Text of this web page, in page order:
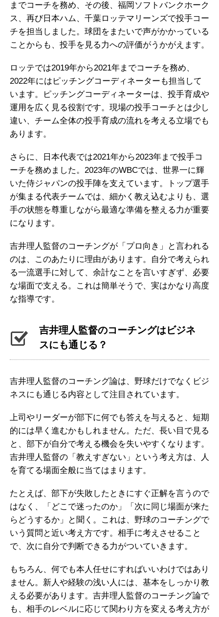
までコーチを務め、その後、福岡ソフトバンクホーク
ス、再び日本ハム、千葉ロッテマリーンズで投手コー
チを担当しました。球団をまたいで声がかかっている
ことからも、投手を見る力への評価がうかがえます。
ロッテでは2019年から2021年までコーチを務め、
2022年にはピッチングコーディネーターも担当して
います。ピッチングコーディネーターは、投手育成や
運用を広く見る役割です。現場の投手コーチとは少し
違い、チーム全体の投手育成の流れを考える立場でも
あります。
さらに、日本代表では2021年から2023年まで投手コ
ーチを務めました。2023年のWBCでは、世界一に輝
いた侍ジャパンの投手陣を支えています。トップ選手
が集まる代表チームでは、細かく教え込むよりも、選
手の状態を尊重しながら最適な準備を整える力が重要
になります。
吉井理人監督のコーチングが「プロ向き」と言われる
のは、このあたりに理由があります。自分で考えられ
る一流選手に対して、余計なことを言いすぎず、必要
な場面で支える。これは簡単そうで、実はかなり高度
な指導です。
吉井理人監督のコーチングはビジネ
スにも通じる？
吉井理人監督のコーチング論は、野球だけでなくビジ
ネスにも通じる内容として注目されています。
上司やリーダーが部下に何でも答えを与えると、短期
的には早く進むかもしれません。ただ、長い目で見る
と、部下が自分で考える機会を失いやすくなります。
吉井理人監督の「教えすぎない」という考え方は、人
を育てる場面全般に当てはまります。
たとえば、部下が失敗したときにすぐ正解を言うので
はなく、「どこで迷ったのか」「次に同じ場面が来た
らどうするか」と聞く。これは、野球のコーチングで
いう質問と近い考え方です。相手に考えさせること
で、次に自分で判断できる力がついていきます。
もちろん、何でも本人任せにすればいいわけではあり
ません。新人や経験の浅い人には、基本をしっかり教
える必要があります。吉井理人監督のコーチング論で
も、相手のレベルに応じて関わり方を変える考え方が